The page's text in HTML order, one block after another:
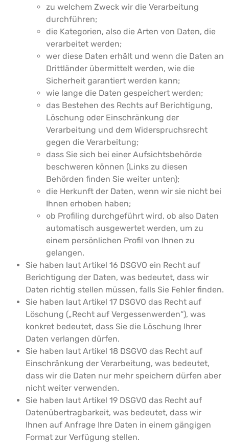
zu welchem Zweck wir die Verarbeitung
durchführen;
die Kategorien, also die Arten von Daten, die
verarbeitet werden;
wer diese Daten erhält und wenn die Daten an
Drittländer übermittelt werden, wie die
Sicherheit garantiert werden kann;
wie lange die Daten gespeichert werden;
das Bestehen des Rechts auf Berichtigung,
Löschung oder Einschränkung der
Verarbeitung und dem Widerspruchsrecht
gegen die Verarbeitung;
dass Sie sich bei einer Aufsichtsbehörde
beschweren können (Links zu diesen
Behörden finden Sie weiter unten);
die Herkunft der Daten, wenn wir sie nicht bei
Ihnen erhoben haben;
ob Profiling durchgeführt wird, ob also Daten
automatisch ausgewertet werden, um zu
einem persönlichen Profil von Ihnen zu
gelangen.
Sie haben laut Artikel 16 DSGVO ein Recht auf
Berichtigung der Daten, was bedeutet, dass wir
Daten richtig stellen müssen, falls Sie Fehler finden.
Sie haben laut Artikel 17 DSGVO das Recht auf
Löschung („Recht auf Vergessenwerden“), was
konkret bedeutet, dass Sie die Löschung Ihrer
Daten verlangen dürfen.
Sie haben laut Artikel 18 DSGVO das Recht auf
Einschränkung der Verarbeitung, was bedeutet,
dass wir die Daten nur mehr speichern dürfen aber
nicht weiter verwenden.
Sie haben laut Artikel 19 DSGVO das Recht auf
Datenübertragbarkeit, was bedeutet, dass wir
Ihnen auf Anfrage Ihre Daten in einem gängigen
Format zur Verfügung stellen.